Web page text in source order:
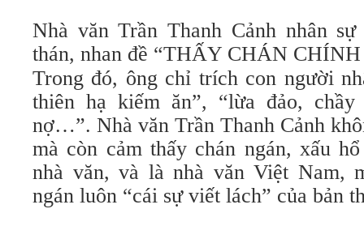
Nhà văn Trần Thanh Cảnh nhân
thán, nhan đề “THẤY CHÁN
Trong đó, ông chỉ trích con người
thiên hạ kiếm ăn”, “lừa đảo,
nợ…”. Nhà văn Trần Thanh Cảnh
mà còn cảm thấy chán ngán, xấu
nhà văn, và là nhà văn Việt Nam,
ngán luôn “cái sự viết lách” của bản